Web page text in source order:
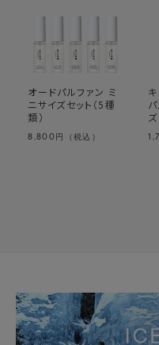
オードパルファン ミ
ニサイズセット（5種
類）
8,800 円（税込）
ズ